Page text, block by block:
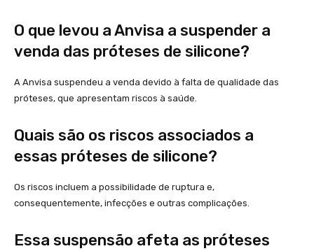
O que levou a Anvisa a suspender a
venda das próteses de silicone?
A Anvisa suspendeu a venda devido à falta de qualidade das
próteses, que apresentam riscos à saúde.
Quais são os riscos associados a
essas próteses de silicone?
Os riscos incluem a possibilidade de ruptura e,
consequentemente, infecções e outras complicações.
Essa suspensão afeta as próteses